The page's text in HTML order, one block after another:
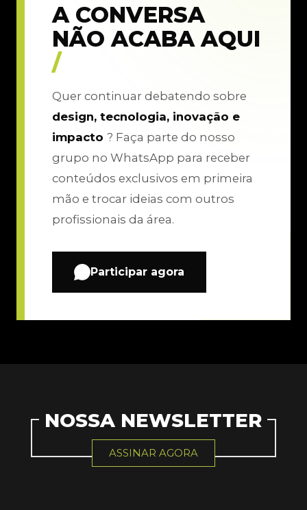
A CONVERSA
NÃO ACABA AQUI
/
Quer continuar debatendo sobre
design, tecnologia, inovação e
impacto ? Faça parte do nosso
grupo no WhatsApp para receber
conteúdos exclusivos em primeira
mão e trocar ideias com outros
profissionais da área.
Participar agora
NOSSA NEWSLETTER
ASSINAR AGORA